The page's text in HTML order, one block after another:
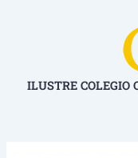
ILUSTRE COLEGIO